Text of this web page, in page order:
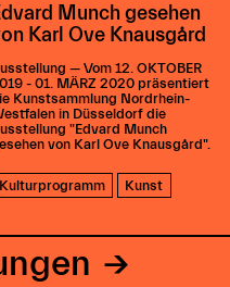
Munch gesehen
Karl Ove Knausgård
— Vom 12. OKTOBER
- 01. MÄRZ 2020 präsentiert
Kunstsammlung Nordrhein-
in Düsseldorf die
"Edvard Munch
von Karl Ove Knausgård".
Kulturprogramm Kunst